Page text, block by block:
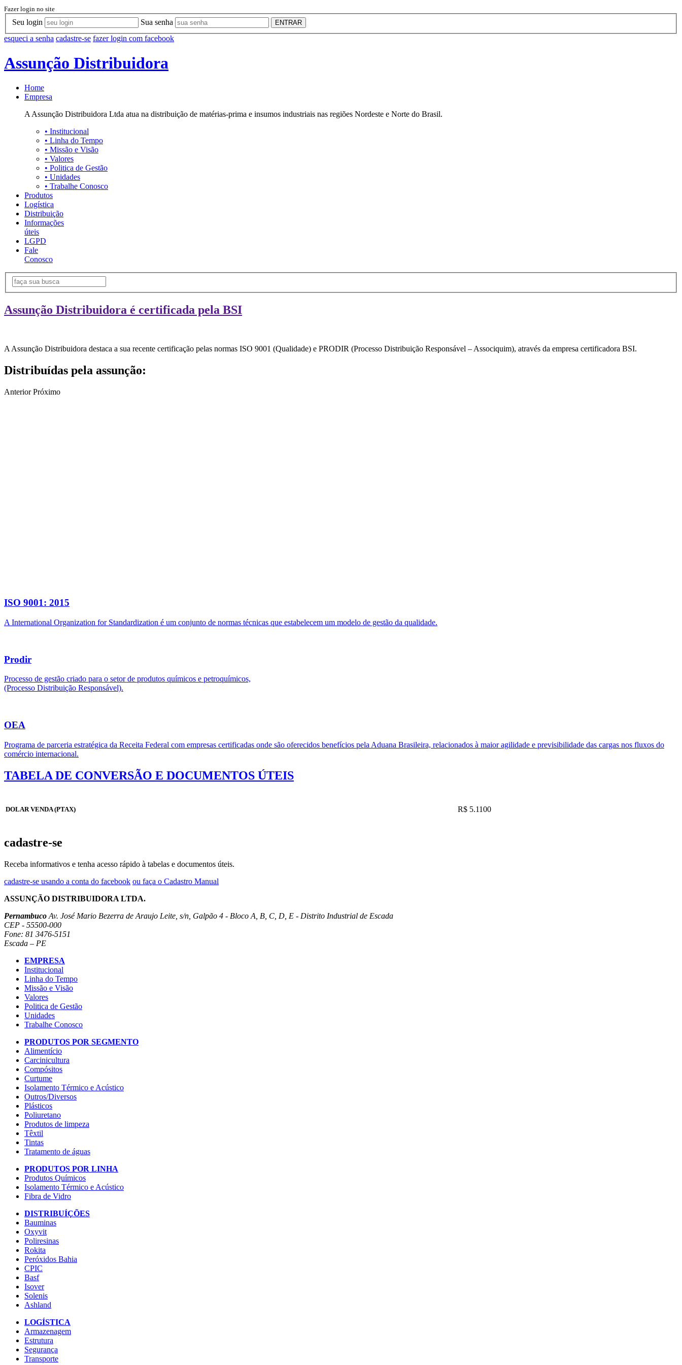
Fazer login no site
Seu login Sua senha ENTRAR
esqueci a senha cadastre-se fazer login com facebook
Assunção Distribuidora
Home
Empresa
A Assunção Distribuidora Ltda atua na distribuição de matérias-prima e insumos industriais nas regiões Nordeste e Norte do Brasil.
• Institucional
• Linha do Tempo
• Missão e Visão
• Valores
• Politica de Gestão
• Unidades
• Trabalhe Conosco
Produtos
Logística
Distribuição
Informações
úteis
LGPD
Fale
Conosco
Assunção Distribuidora é certificada pela BSI
A Assunção Distribuidora destaca a sua recente certificação pelas normas ISO 9001 (Qualidade) e PRODIR (Processo Distribuição Responsável – Associquim), através da empresa certificadora BSI.
Distribuídas pela assunção:
Anterior Próximo
ISO 9001: 2015
A International Organization for Standardization é um conjunto de normas técnicas que estabelecem um modelo de gestão da qualidade.
Prodir
Processo de gestão criado para o setor de produtos químicos e petroquímicos,
(Processo Distribuição Responsável).
OEA
Programa de parceria estratégica da Receita Federal com empresas certificadas onde são oferecidos benefícios pela Aduana Brasileira, relacionados à maior agilidade e previsibilidade das cargas nos fluxos do
comércio internacional.
TABELA DE CONVERSÃO E DOCUMENTOS ÚTEIS
DOLAR VENDA (PTAX) R$ 5.1100
cadastre-se
Receba informativos e tenha acesso rápido à tabelas e documentos úteis.
cadastre-se usando a conta do facebook ou faça o Cadastro Manual
ASSUNÇÃO DISTRIBUIDORA LTDA.
Pernambuco Av. José Mario Bezerra de Araujo Leite, s/n, Galpão 4 - Bloco A, B, C, D, E - Distrito Industrial de Escada
CEP - 55500-000
Fone: 81 3476-5151
Escada – PE
EMPRESA
Institucional
Linha do Tempo
Missão e Visão
Valores
Politica de Gestão
Unidades
Trabalhe Conosco
PRODUTOS POR SEGMENTO
Alimentício
Carcinicultura
Compósitos
Curtume
Isolamento Térmico e Acústico
Outros/Diversos
Plásticos
Poliuretano
Produtos de limpeza
Têxtil
Tintas
Tratamento de águas
PRODUTOS POR LINHA
Produtos Químicos
Isolamento Térmico e Acústico
Fibra de Vidro
DISTRIBUÍÇÕES
Bauminas
Oxyvit
Poliresinas
Rokita
Peróxidos Bahia
CPIC
Basf
Isover
Solenis
Ashland
LOGÍSTICA
Armazenagem
Estrutura
Segurança
Transporte